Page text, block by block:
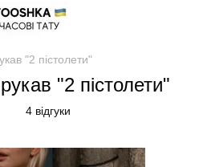
"2 пістолети"
"2 пістолети"
4 відгуки